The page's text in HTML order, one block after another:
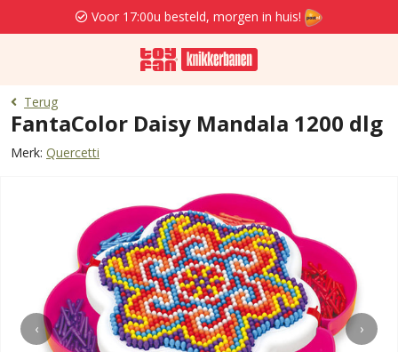
Voor 17:00u besteld, morgen in huis!
Terug
FantaColor Daisy Mandala 1200 dlg
Merk: Quercetti
‹ ›